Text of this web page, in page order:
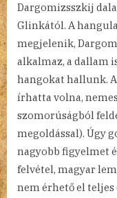
Dargomizsszkij
Glinkától. A
megjelenik,
alkalmaz, a dallam
hangokat hallunk.
írhatta volna,
szomorúságból
megoldással). Úgy
nagyobb figyelmet
felvétel, magyar
nem érhető el teljes